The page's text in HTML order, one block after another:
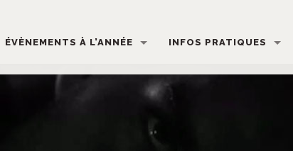
ÉVÈNEMENTS À L’ANNÉE INFOS PRATIQUES